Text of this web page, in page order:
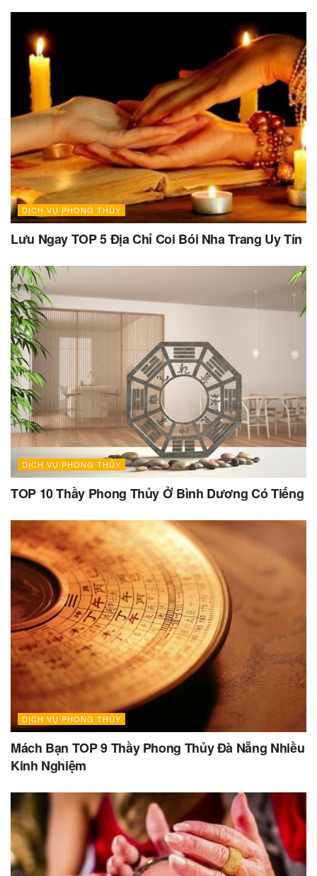
DỊCH VỤ PHONG THỦY
Lưu Ngay TOP 5 Địa Chỉ Coi Bói Nha Trang Uy Tín
DỊCH VỤ PHONG THỦY
TOP 10 Thầy Phong Thủy Ở Bình Dương Có Tiếng
DỊCH VỤ PHONG THỦY
Mách Bạn TOP 9 Thầy Phong Thủy Đà Nẵng Nhiều
Kinh Nghiệm